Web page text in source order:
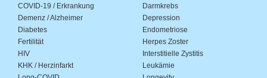
COVID-19 / Erkrankung
Darmkrebs
Demenz / Alzheimer
Depression
Diabetes
Endometriose
Fertilität
Herpes Zoster
HIV
Interstitielle Zystitis
KHK / Herzinfarkt
Leukämie